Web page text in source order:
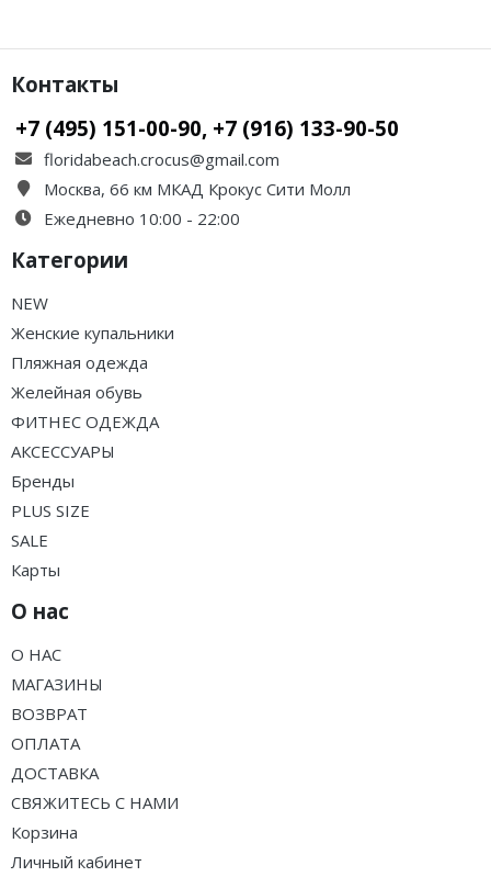
Контакты
+7 (495) 151-00-90, +7 (916) 133-90-50
floridabeach.crocus@gmail.com
Москва, 66 км МКАД Крокус Сити Молл
Ежедневно 10:00 - 22:00
Категории
NEW
Женские купальники
Пляжная одежда
Желейная обувь
ФИТНЕС ОДЕЖДА
АКСЕССУАРЫ
Бренды
PLUS SIZE
SALE
Карты
О нас
О НАС
МАГАЗИНЫ
ВОЗВРАТ
ОПЛАТА
ДОСТАВКА
СВЯЖИТЕСЬ С НАМИ
Корзина
Личный кабинет